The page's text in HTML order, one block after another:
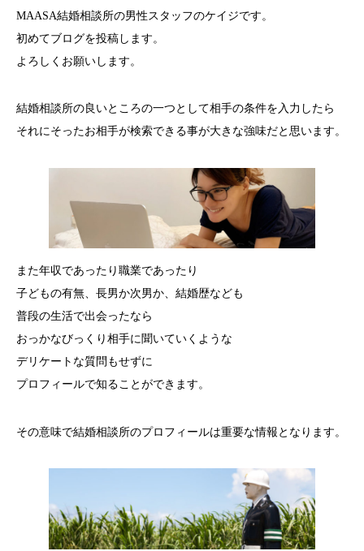
MAASA結婚相談所の男性スタッフのケイジです。
初めてブログを投稿します。
よろしくお願いします。
結婚相談所の良いところの一つとして相手の条件を入力したら
それにそったお相手が検索できる事が大きな強味だと思います。
また年収であったり職業であったり
子どもの有無、長男か次男か、結婚歴なども
普段の生活で出会ったなら
おっかなびっくり相手に聞いていくような
デリケートな質問もせずに
プロフィールで知ることができます。
その意味で結婚相談所のプロフィールは重要な情報となります。